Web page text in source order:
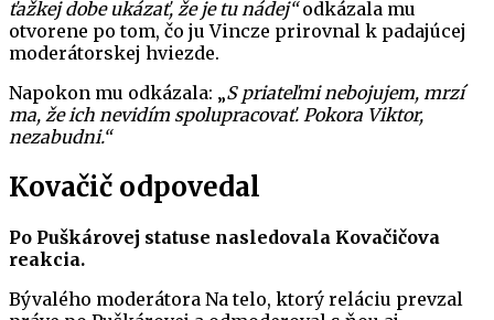
ťažkej dobe ukázať, že je tu nádej“odkázala mu
otvorene po tom, čo ju Vincze prirovnal k padajúcej
moderátorskej hviezde.
Napokon mu odkázala: „S priateľmi nebojujem, mrzí
ma, že ich nevidím spolupracovať. Pokora Viktor,
nezabudni.“
Kovačič odpovedal
Po Puškárovej statuse nasledovala Kovačičova
reakcia.
Bývalého moderátora Na telo, ktorý reláciu prevzal